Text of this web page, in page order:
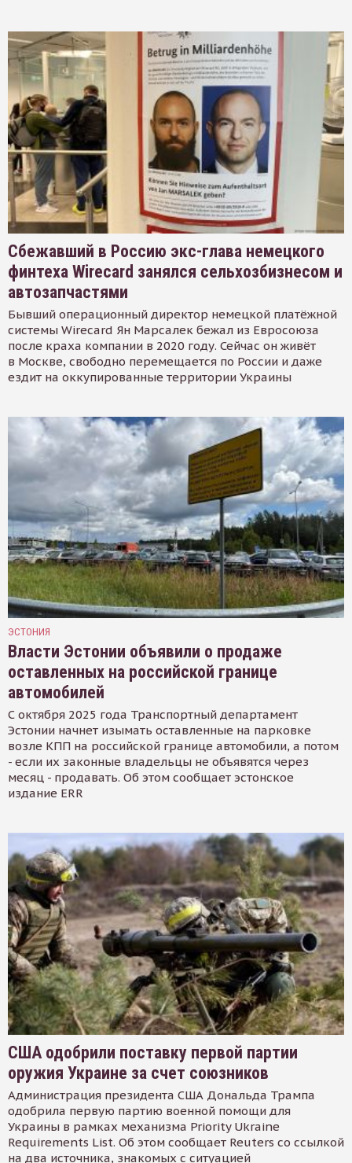
Сбежавший в Россию экс-глава немецкого
финтеха Wirecard занялся сельхозбизнесом и
автозапчастями
Бывший операционный директор немецкой платёжной
системы Wirecard Ян Марсалек бежал из Евросоюза
после краха компании в 2020 году. Сейчас он живёт
в Москве, свободно перемещается по России и даже
ездит на оккупированные территории Украины
ЭСТОНИЯ
Власти Эстонии объявили о продаже
оставленных на российской границе
автомобилей
С октября 2025 года Транспортный департамент
Эстонии начнет изымать оставленные на парковке
возле КПП на российской границе автомобили, а потом
- если их законные владельцы не объявятся через
месяц - продавать. Об этом сообщает эстонское
издание ERR
США одобрили поставку первой партии
оружия Украине за счет союзников
Администрация президента США Дональда Трампа
одобрила первую партию военной помощи для
Украины в рамках механизма Priority Ukraine
Requirements List. Об этом сообщает Reuters со ссылкой
на два источника, знакомых с ситуацией